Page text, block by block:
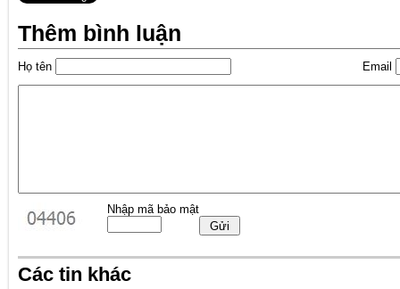
Thêm bình luận
Họ tên Email
Nhập mã bảo mật
Các tin khác